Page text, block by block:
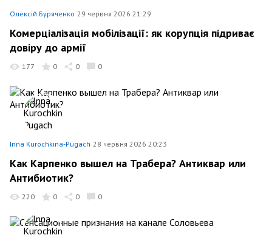
Олексій Буряченко 29 червня 2026 21:29
Комерціалізація мобілізації: як корупція підриває
довіру до армії
177 0 0 0
Inna Kurochkina-Pugach 28 червня 2026 20:23
Как Карпенко вышел на Трабера? Антиквар или
Антибиотик?
220 0 0 0